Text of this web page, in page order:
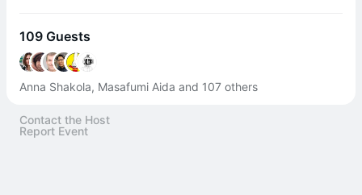
109 Guests
Anna Shakola, Masafumi Aida and 107 others
Contact the Host
Report Event